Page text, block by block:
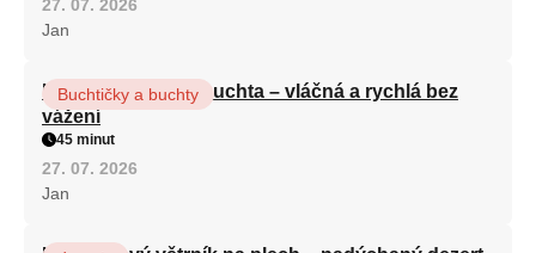
27. 07. 2026
Jan
Hrnková maková buchta – vláčná a rychlá bez
vážení
Buchtičky a buchty
45 minut
27. 07. 2026
Jan